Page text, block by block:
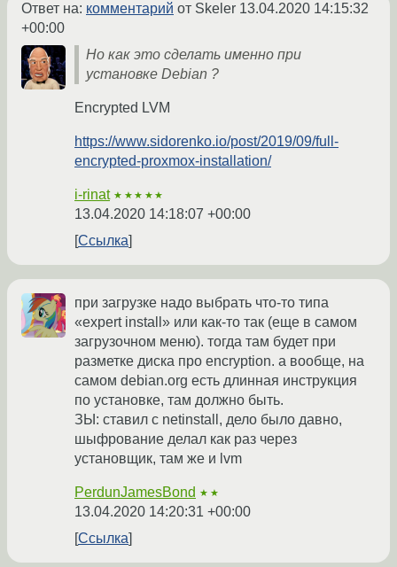
Ответ на: комментарий от Skeler 13.04.2020 14:15:32
+00:00
Но как это сделать именно при
установке Debian ?
Encrypted LVM
https://www.sidorenko.io/post/2019/09/full-
encrypted-proxmox-installation/
i-rinat ★★★★★
13.04.2020 14:18:07 +00:00
Ссылка
при загрузке надо выбрать что-то типа
«expert install» или как-то так (еще в самом
загрузочном меню). тогда там будет при
разметке диска про encryption. а вообще, на
самом debian.org есть длинная инструкция
по установке, там должно быть.
ЗЫ: ставил с netinstall, дело было давно,
шыфрование делал как раз через
установщик, там же и lvm
PerdunJamesBond ★★
13.04.2020 14:20:31 +00:00
Ссылка